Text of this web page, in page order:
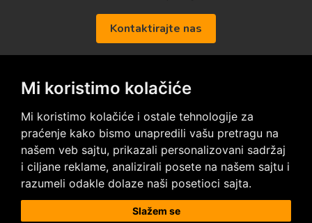
Mi koristimo kolačiće
Mi koristimo kolačiće i ostale tehnologije za
praćenje kako bismo unapredili vašu pretragu na
našem veb sajtu, prikazali personalizovani sadržaj
i ciljane reklame, analizirali posete na našem sajtu i
razumeli odakle dolaze naši posetioci sajta.
Slažem se
Kontaktirajte nas
Posetite nas na društvenim mrežama
Prodaja i ugradnja podnih obloga